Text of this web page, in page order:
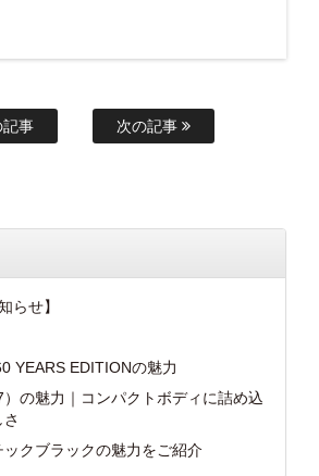
記事 次の記事
らせ】
YEARS EDITIONの魅力
の魅力｜コンパクトボディに詰め込
クブラックの魅力をご紹介